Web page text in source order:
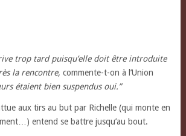
trop tard puisqu’elle doit être introduite
la rencontre, commente-t-on à l’Union
étaient bien suspendus oui.”
aux tirs au but par Richelle (qui monte en
entend se battre jusqu’au bout.